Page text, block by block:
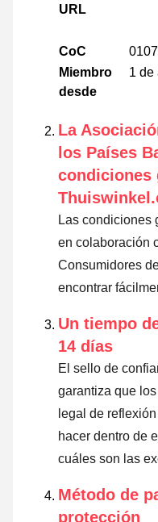
URL
CoC
Miembro
desde
1 de
La
los Países
condiciones
Las condiciones
en colaboración
Consumidores
encontrar
Un tiempo
14 días
El sello de
garantiza que
legal de
hacer dentro de
cuáles son las
Método de
protección